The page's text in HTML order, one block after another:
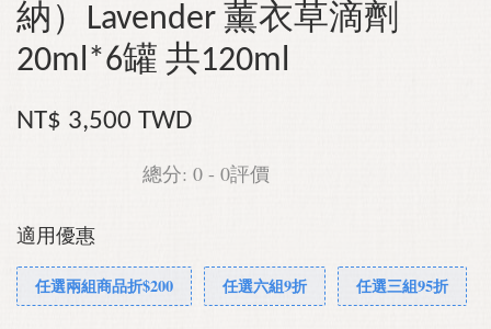
納）Lavender 薰衣草滴劑
20ml*6罐 共120ml
NT$ 3,500 TWD
總分: 0 - 0評價
適用優惠
任選兩組商品折$200 任選六組9折 任選三組95折